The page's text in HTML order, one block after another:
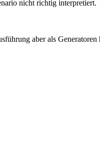
nicht richtig interpretiert.
aber als